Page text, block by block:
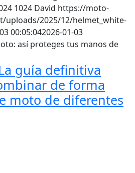
1024 David https://moto-
uploads/2025/12/helmet_white-
00:05:042026-01-03
así proteges tus manos de
guía definitiva
de forma
moto de diferentes